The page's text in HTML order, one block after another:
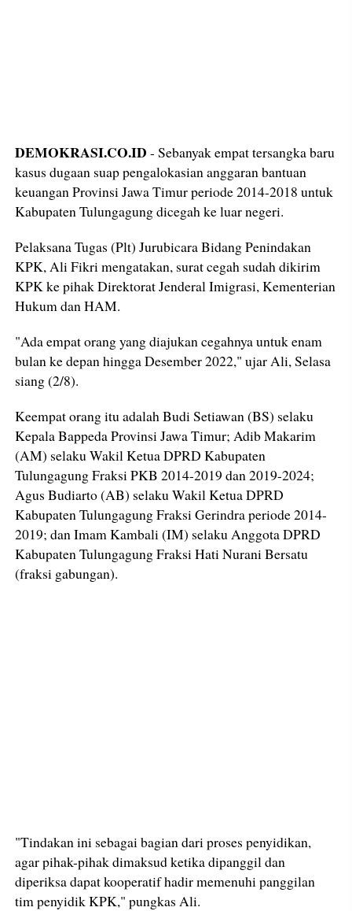
DEMOKRASI.CO.ID - Sebanyak empat tersangka baru
kasus dugaan suap pengalokasian anggaran bantuan
keuangan Provinsi Jawa Timur periode 2014-2018 untuk
Kabupaten Tulungagung dicegah ke luar negeri.
Pelaksana Tugas (Plt) Jurubicara Bidang Penindakan
KPK, Ali Fikri mengatakan, surat cegah sudah dikirim
KPK ke pihak Direktorat Jenderal Imigrasi, Kementerian
Hukum dan HAM.
"Ada empat orang yang diajukan cegahnya untuk enam
bulan ke depan hingga Desember 2022," ujar Ali, Selasa
siang (2/8).
Keempat orang itu adalah Budi Setiawan (BS) selaku
Kepala Bappeda Provinsi Jawa Timur; Adib Makarim
(AM) selaku Wakil Ketua DPRD Kabupaten
Tulungagung Fraksi PKB 2014-2019 dan 2019-2024;
Agus Budiarto (AB) selaku Wakil Ketua DPRD
Kabupaten Tulungagung Fraksi Gerindra periode 2014-
2019; dan Imam Kambali (IM) selaku Anggota DPRD
Kabupaten Tulungagung Fraksi Hati Nurani Bersatu
(fraksi gabungan).
"Tindakan ini sebagai bagian dari proses penyidikan,
agar pihak-pihak dimaksud ketika dipanggil dan
diperiksa dapat kooperatif hadir memenuhi panggilan
tim penyidik KPK," pungkas Ali.